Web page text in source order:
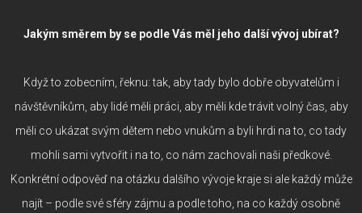
Jakým směrem by se podle Vás měl jeho další vývoj ubírat?
Když to zobecním, řeknu: tak, aby tady bylo dobře obyvatelům i
návštěvníkům, aby lidé měli práci, aby měli kde trávit volný čas, aby
měli co ukázat svým dětem nebo vnukům a byli hrdi na to, co tady
mohli sami vytvořit i na to, co nám zachovali naši předkové.
Konkrétní odpověď na otázku dalšího vývoje kraje si ale každý může
najít – podle své sféry zájmu a podle toho, na co každý osobně